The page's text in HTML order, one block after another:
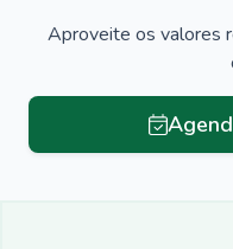
Aproveite os valores